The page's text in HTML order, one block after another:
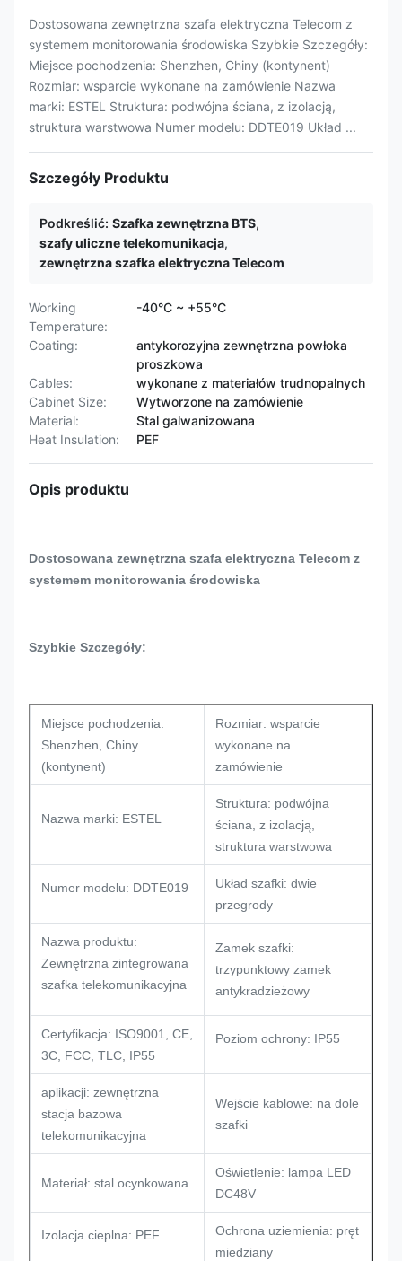
Dostosowana zewnętrzna szafa elektryczna Telecom z
systemem monitorowania środowiska Szybkie Szczegóły:
Miejsce pochodzenia: Shenzhen, Chiny (kontynent)
Rozmiar: wsparcie wykonane na zamówienie Nazwa
marki: ESTEL Struktura: podwójna ściana, z izolacją,
struktura warstwowa Numer modelu: DDTE019 Układ ...
Szczegóły Produktu
Podkreślić: Szafka zewnętrzna BTS,
szafy uliczne telekomunikacja,
zewnętrzna szafka elektryczna Telecom
Working
Temperature:
-40°C ~ +55°C
Coating:
antykorozyjna zewnętrzna powłoka
proszkowa
Cables:
wykonane z materiałów trudnopalnych
Cabinet Size:
Wytworzone na zamówienie
Material:
Stal galwanizowana
Heat Insulation:
PEF
Opis produktu
Dostosowana zewnętrzna szafa elektryczna Telecom z
systemem monitorowania środowiska
Szybkie Szczegóły:
Miejsce pochodzenia:
Shenzhen, Chiny
(kontynent)
Rozmiar: wsparcie
wykonane na
zamówienie
Nazwa marki: ESTEL
Struktura: podwójna
ściana, z izolacją,
struktura warstwowa
Numer modelu: DDTE019
Układ szafki: dwie
przegrody
Nazwa produktu:
Zewnętrzna zintegrowana
szafka telekomunikacyjna
Zamek szafki:
trzypunktowy zamek
antykradzieżowy
Certyfikacja: ISO9001, CE,
3C, FCC, TLC, IP55
Poziom ochrony: IP55
aplikacji: zewnętrzna
stacja bazowa
telekomunikacyjna
Wejście kablowe: na dole
szafki
Materiał: stal ocynkowana
Oświetlenie: lampa LED
DC48V
Izolacja cieplna: PEF
Ochrona uziemienia: pręt
miedziany